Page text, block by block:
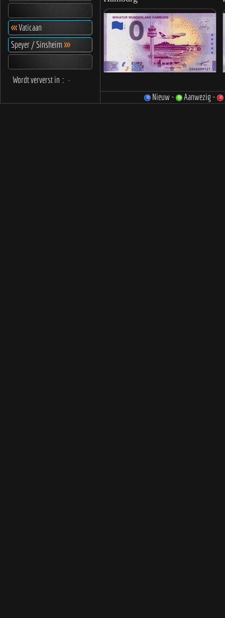
<<<Vaticaan
Speyer / Sinsheim>>>
Wordt ververst in : -
Nieuw - Aanwezig -